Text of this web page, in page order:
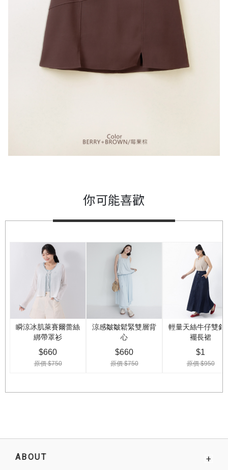
你可能喜歡
ABOUT +